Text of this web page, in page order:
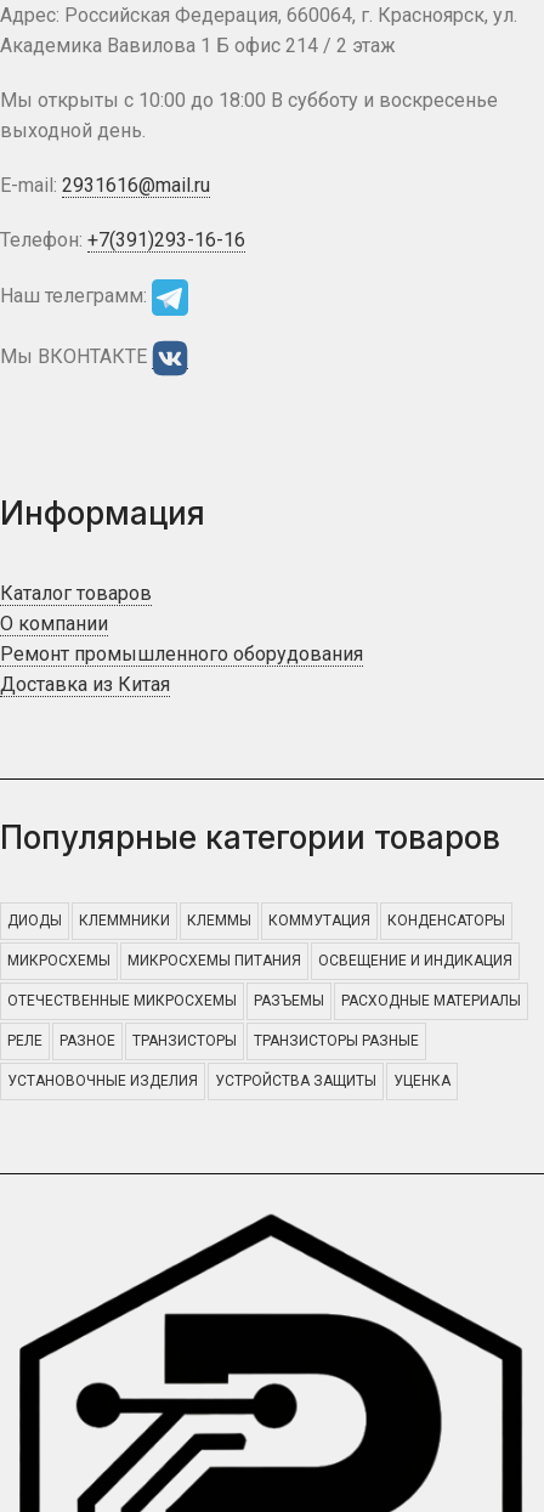
Адрес: Российская Федерация, 660064, г. Красноярск, ул.
Академика Вавилова 1 Б офис 214 / 2 этаж
Мы открыты с 10:00 до 18:00 В субботу и воскресенье
выходной день.
E-mail: 2931616@mail.ru
Телефон: +7(391)293-16-16
Наш телеграмм:
Мы ВКОНТАКТЕ
Информация
Каталог товаров
О компании
Ремонт промышленного оборудования
Доставка из Китая
Популярные категории товаров
ДИОДЫ КЛЕММНИКИ КЛЕММЫ КОММУТАЦИЯ КОНДЕНСАТОРЫ
МИКРОСХЕМЫ МИКРОСХЕМЫ ПИТАНИЯ ОСВЕЩЕНИЕ И ИНДИКАЦИЯ
ОТЕЧЕСТВЕННЫЕ МИКРОСХЕМЫ РАЗЪЕМЫ РАСХОДНЫЕ МАТЕРИАЛЫ
РЕЛЕ РАЗНОЕ ТРАНЗИСТОРЫ ТРАНЗИСТОРЫ РАЗНЫЕ
УСТАНОВОЧНЫЕ ИЗДЕЛИЯ УСТРОЙСТВА ЗАЩИТЫ УЦЕНКА